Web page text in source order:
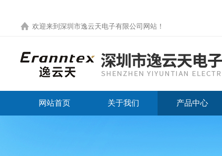
欢迎来到 深圳市逸云天电子有限公司网站 ！
网站首页 关于我们 产品中心